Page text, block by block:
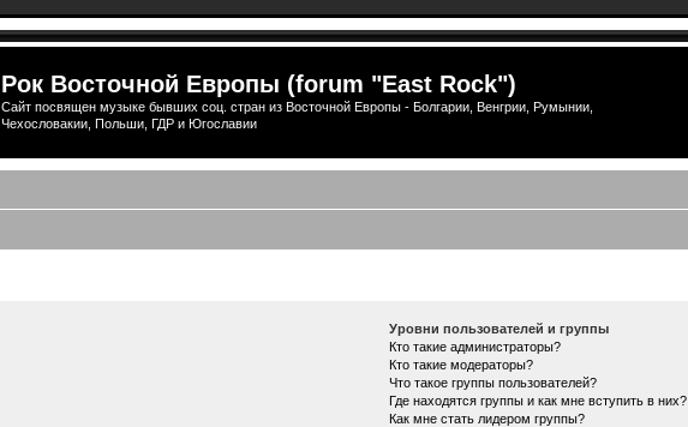
Рок Восточной Европы (forum "East Rock")
Сайт посвящен музыке бывших соц. стран из Восточной Европы - Болгарии, Венгрии, Румынии,
Чехословакии, Польши, ГДР и Югославии
Уровни пользователей и группы
Кто такие администраторы?
Кто такие модераторы?
Что такое группы пользователей?
Где находятся группы и как мне вступить в них?
Как мне стать лидером группы?